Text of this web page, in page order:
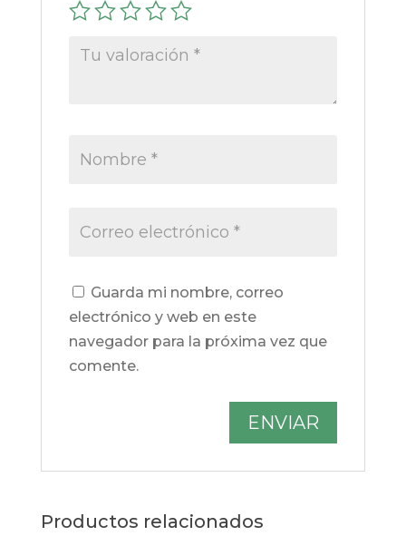
Guarda mi nombre, correo
electrónico y web en este
navegador para la próxima vez que
comente.
Productos relacionados